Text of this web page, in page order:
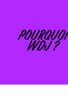
POURQUOI
WDJ ?